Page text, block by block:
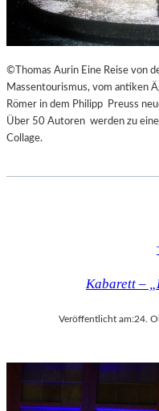
©Thomas Aurin Eine Reise von
Massentourismus, vom antiken
Römer in dem Philipp Preuss
Über 50 Autoren werden zu
Collage.
Kabarett –
Veröffentlicht am:24.